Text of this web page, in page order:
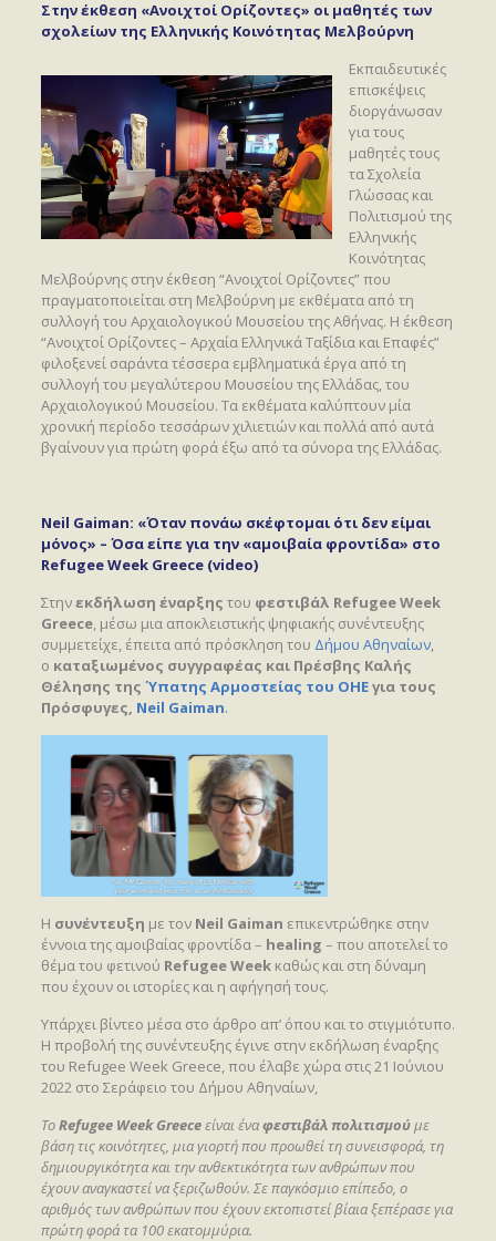
Στην έκθεση «Ανοιχτοί Ορίζοντες» οι μαθητές των
σχολείων της Ελληνικής Κοινότητας Μελβούρνη
Εκπαιδευτικές
επισκέψεις
διοργάνωσαν
για τους
μαθητές τους
τα Σχολεία
Γλώσσας και
Πολιτισμού της
Ελληνικής
Κοινότητας
Μελβούρνης στην έκθεση “Ανοιχτοί Ορίζοντες” που
πραγματοποιείται στη Μελβούρνη με εκθέματα από τη
συλλογή του Αρχαιολογικού Μουσείου της Αθήνας. Η έκθεση
“Ανοιχτοί Ορίζοντες – Αρχαία Ελληνικά Ταξίδια και Επαφές”
φιλοξενεί σαράντα τέσσερα εμβληματικά έργα από τη
συλλογή του μεγαλύτερου Μουσείου της Ελλάδας, του
Αρχαιολογικού Μουσείου. Τα εκθέματα καλύπτουν μία
χρονική περίοδο τεσσάρων χιλιετιών και πολλά από αυτά
βγαίνουν για πρώτη φορά έξω από τα σύνορα της Ελλάδας.
Neil Gaiman: «Όταν πονάω σκέφτομαι ότι δεν είμαι
μόνος» – Όσα είπε για την «αμοιβαία φροντίδα» στο
Refugee Week Greece (video)
Στηνεκδήλωση έναρξης του φεστιβάλ Refugee Week
Greece, μέσω μια αποκλειστικής ψηφιακής συνέντευξης
συμμετείχε, έπειτα από πρόσκληση του Δήμου Αθηναίων,
ο καταξιωμένος συγγραφέας και Πρέσβης Καλής
Θέλησης της Ύπατης Αρμοστείας του ΟΗΕγια τους
Πρόσφυγες, Neil Gaiman.
Η συνέντευξη με τον Neil Gaiman επικεντρώθηκε στην
έννοια της αμοιβαίας φροντίδα – healing – που αποτελεί το
θέμα του φετινού Refugee Weekκαθώς και στη δύναμη
που έχουν οι ιστορίες και η αφήγησή τους.
Υπάρχει βίντεο μέσα στο άρθρο απ’ όπου και το στιγμιότυπο.
Η προβολή της συνέντευξης έγινε στην εκδήλωση έναρξης
του Refugee Week Greece, που έλαβε χώρα στις 21 Ιούνιου
2022 στο Σεράφειο του Δήμου Αθηναίων,
ΤοRefugee Week Greeceείναι έναφεστιβάλ πολιτισμούμε
βάση τις κοινότητες, μια γιορτή που προωθεί τη συνεισφορά, τη
δημιουργικότητα και την ανθεκτικότητα των ανθρώπων που
έχουν αναγκαστεί να ξεριζωθούν. Σε παγκόσμιο επίπεδο, ο
αριθμός των ανθρώπων που έχουν εκτοπιστεί βίαια ξεπέρασε για
πρώτη φορά τα 100 εκατομμύρια.